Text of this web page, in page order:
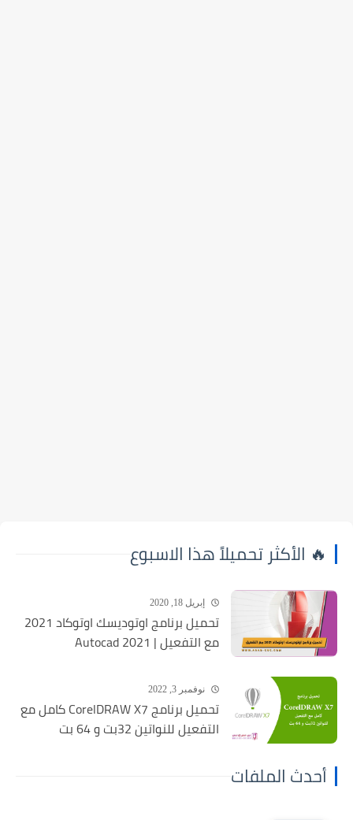
🔥 الأكثر تحميلاً هذا الاسبوع
إبريل 18, 2020
تحميل برنامج اوتوديسك اوتوكاد 2021
مع التفعيل | Autocad 2021
نوفمبر 3, 2022
تحميل برنامج CorelDRAW X7 كامل مع
التفعيل للنواتين 32بت و 64 بت
أحدث الملفات